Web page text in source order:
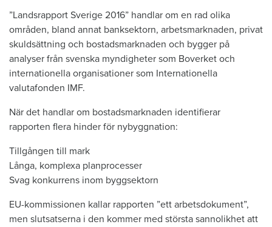
”Landsrapport Sverige 2016” handlar om en rad olika
områden, bland annat banksektorn, arbetsmarknaden, privat
skuldsättning och bostadsmarknaden och bygger på
analyser från svenska myndigheter som Boverket och
internationella organisationer som Internationella
valutafonden IMF.
När det handlar om bostadsmarknaden identifierar
rapporten flera hinder för nybyggnation:
Tillgången till mark
Långa, komplexa planprocesser
Svag konkurrens inom byggsektorn
EU-kommissionen kallar rapporten ”ett arbetsdokument”,
men slutsatserna i den kommer med största sannolikhet att